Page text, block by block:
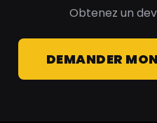
Obtenez un
DEMANDER